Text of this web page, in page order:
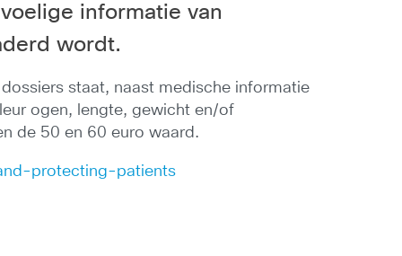
informatie van
wordt.
staat, naast medische informatie
ogen, lengte, gewicht en/of
de 50 en 60 euro waard.
protecting-patients